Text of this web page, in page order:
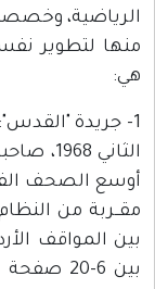
الرياضية،
منها لتطوير
هي:
الثاني
أوسع الصحف
مقــربة من
بين المواقف
بين 6-